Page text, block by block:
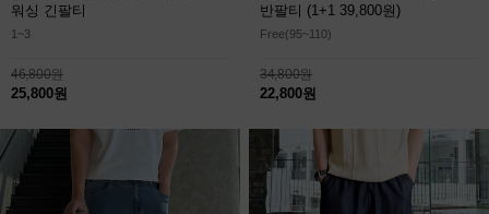
워싱 긴팔티
1~3
46,800원
25,800원
반팔티 (1+1 39,800원)
Free(95~110)
34,800원
22,800원